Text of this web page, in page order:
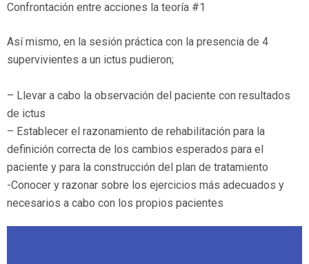
Confrontación entre acciones la teoría #1
Así mismo, en la sesión práctica con la presencia de 4
supervivientes a un ictus pudieron;
– Llevar a cabo la observación del paciente con resultados
de ictus
– Establecer el razonamiento de rehabilitación para la
definición correcta de los cambios esperados para el
paciente y para la construcción del plan de tratamiento
-Conocer y razonar sobre los ejercicios más adecuados y
necesarios a cabo con los propios pacientes